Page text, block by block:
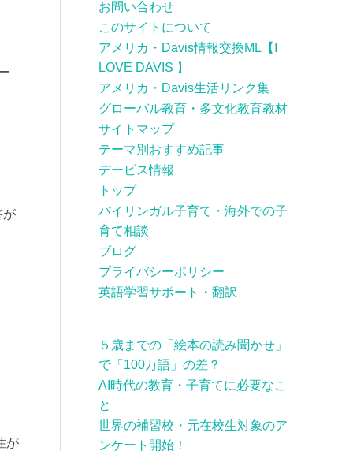
が
が
お問い合わせ
このサイトについて
アメリカ・Davis情報交換ML【I
LOVE DAVIS 】
アメリカ・Davis生活リンク集
グローバル教育・多文化教育教材
サイトマップ
テーマ別おすすめ記事
デービス情報
トップ
バイリンガル子育て・海外での子
育て相談
ブログ
プライバシーポリシー
英語学習サポート・翻訳
５歳までの「絵本の読み聞かせ」
で「100万語」の差？
AI時代の教育・子育てに必要なこ
と
世界の補習校・元在校生対象のア
ンケート開始！